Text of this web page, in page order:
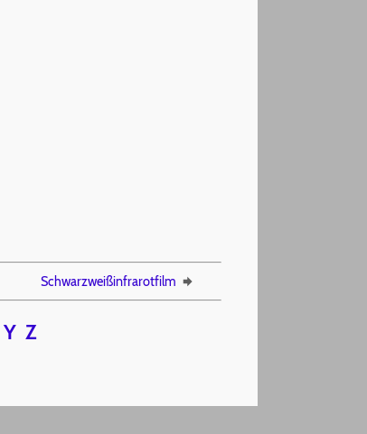
Schwarzweißinfrarotfilm
Y Z